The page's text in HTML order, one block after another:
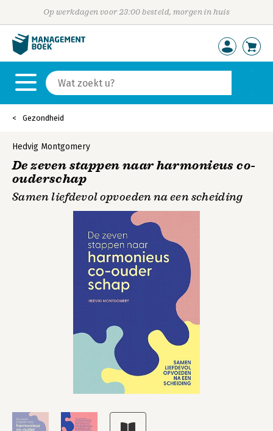
Op werkdagen voor 23:00 besteld, morgen in huis
Gezondheid
Hedvig Montgomery
De zeven stappen naar harmonieus co-
ouderschap
Samen liefdevol opvoeden na een scheiding